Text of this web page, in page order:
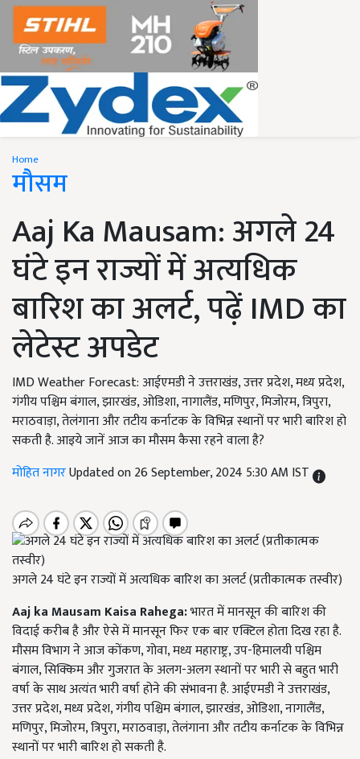
Home
मौसम
Aaj Ka Mausam: अगले 24
घंटे इन राज्यों में अत्यधिक
बारिश का अलर्ट, पढ़ें IMD का
लेटेस्ट अपडेट
IMD Weather Forecast: आईएमडी ने उत्तराखंड, उत्तर प्रदेश, मध्य प्रदेश,
गंगीय पश्चिम बंगाल, झारखंड, ओडिशा, नागालैंड, मणिपुर, मिजोरम, त्रिपुरा,
मराठवाड़ा, तेलंगाना और तटीय कर्नाटक के विभिन्न स्थानों पर भारी बारिश हो
सकती है. आइये जानें आज का मौसम कैसा रहने वाला है?
मोहित नागरUpdated on 26 September, 2024 5:30 AM IST
अगले 24 घंटे इन राज्यों में अत्यधिक बारिश का अलर्ट (प्रतीकात्मक तस्वीर)
Aaj ka Mausam Kaisa Rahega:भारत में मानसून की बारिश की
विदाई करीब है और ऐसे में मानसून फिर एक बार एक्टिल होता दिख रहा है.
मौसम विभाग ने आज कोंकण, गोवा, मध्य महाराष्ट्र, उप-हिमालयी पश्चिम
बंगाल, सिक्किम और गुजरात के अलग-अलग स्थानों पर भारी से बहुत भारी
वर्षा के साथ अत्यंत भारी वर्षा होने की संभावना है. आईएमडी ने उत्तराखंड,
उत्तर प्रदेश, मध्य प्रदेश, गंगीय पश्चिम बंगाल, झारखंड, ओडिशा, नागालैंड,
मणिपुर, मिजोरम, त्रिपुरा, मराठवाड़ा, तेलंगाना और तटीय कर्नाटक के विभिन्न
स्थानों पर भारी बारिश हो सकती है.